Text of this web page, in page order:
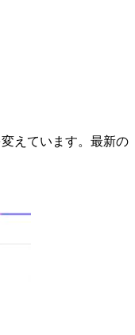
えています。最新の